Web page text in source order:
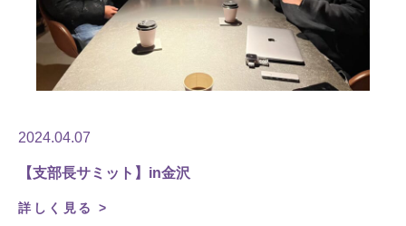
2024.04.07
【支部長サミット】in金沢
詳しく見る >